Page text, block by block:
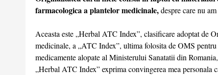
farmacologica a plantelor medicinale,despre care nu
Aceasta este „Herbal ATC Index”, clasificare adoptat de
medicinale, a „ATC Index”, ultima folosita de OMS
medicamente alopate al Ministerului Sanatatii din
„Herbal ATC Index” exprima convingerea mea personala